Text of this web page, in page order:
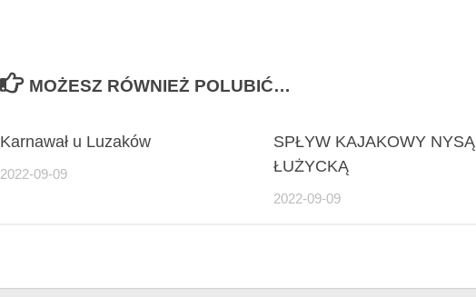
MOŻESZ RÓWNIEŻ POLUBIĆ…
Karnawał u Luzaków
2022-09-09
SPŁYW KAJAKOWY NYSĄ
ŁUŻYCKĄ
2022-09-09